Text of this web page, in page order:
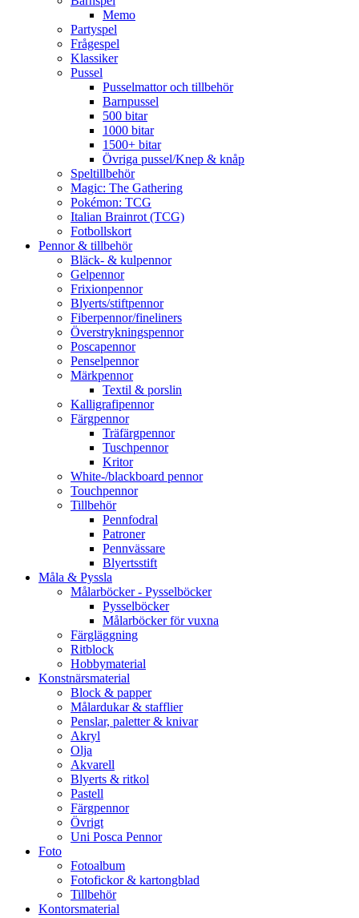
Memo
Partyspel
Frågespel
Klassiker
Pussel
Pusselmattor och tillbehör
Barnpussel
500 bitar
1000 bitar
1500+ bitar
Övriga pussel/Knep & knåp
Speltillbehör
Magic: The Gathering
Pokémon: TCG
Italian Brainrot (TCG)
Fotbollskort
Pennor & tillbehör
Bläck- & kulpennor
Gelpennor
Frixionpennor
Blyerts/stiftpennor
Fiberpennor/fineliners
Överstrykningspennor
Poscapennor
Penselpennor
Märkpennor
Textil & porslin
Kalligrafipennor
Färgpennor
Träfärgpennor
Tuschpennor
Kritor
White-/blackboard pennor
Touchpennor
Tillbehör
Pennfodral
Patroner
Pennvässare
Blyertsstift
Måla & Pyssla
Målarböcker - Pysselböcker
Pysselböcker
Målarböcker för vuxna
Färgläggning
Ritblock
Hobbymaterial
Konstnärsmaterial
Block & papper
Målardukar & stafflier
Penslar, paletter & knivar
Akryl
Olja
Akvarell
Blyerts & ritkol
Pastell
Färgpennor
Övrigt
Uni Posca Pennor
Foto
Fotoalbum
Fotofickor & kartongblad
Tillbehör
Kontorsmaterial